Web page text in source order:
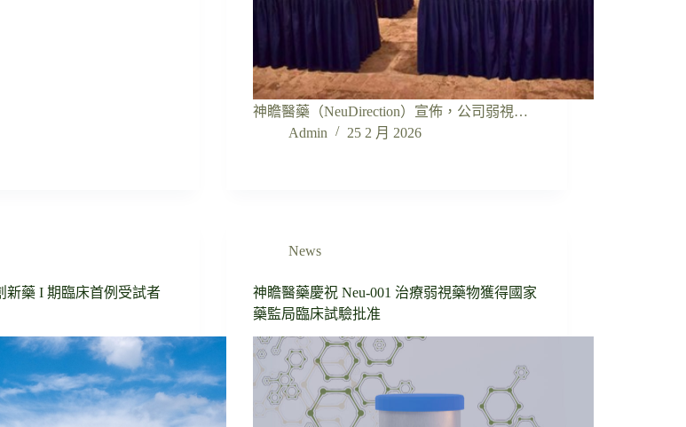
神瞻醫藥（NeuDirection）宣佈，公司弱視…
Admin
25 2 月 2026
新藥 I 期臨床首例受試者
News
神瞻醫藥慶祝 Neu-001 治療弱視藥物獲得國家
藥監局臨床試驗批准